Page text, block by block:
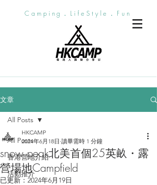
Camping．LifeStyle．Fun
文章
All Posts
香港營地介紹
活動推介
All Posts
snow peak北美首個25英畝・露
營場地Campfield
HKCAMP
2024年6月18日 讀畢需時 1 分鐘
已更新： 2024年6月19日